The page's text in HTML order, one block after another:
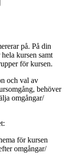
på. På din
kursen samt
för kursen.
och val av
behöver
omgångar/
för kursen
omgångar/